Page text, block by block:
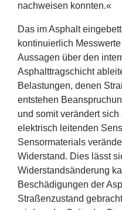
nachweisen konnten.«
Das im Asphalt
kontinuierlich
Aussagen über den
Asphalttragschicht
Belastungen, denen
entstehen
und somit verändert
elektrisch leitenden
Sensormaterials
Widerstand. Dies lässt
Widerstandsänderung
Beschädigungen der
Straßenzustand